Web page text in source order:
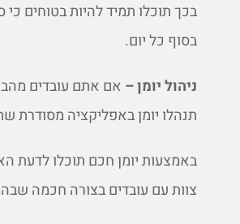
בכך תוכלו תמיד להיות בטוחים כי
בסוף כל יום.
ניהול יומן – אם אתם עובדים
תנהלו יומן באפליקציה מסודרת
באמצעות יומן חכם תוכלו לדעת
צוות עם עובדים בצורה חכמה